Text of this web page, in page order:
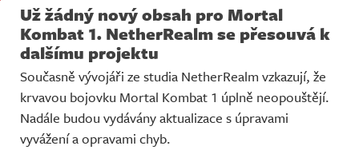
Už žádný nový obsah pro Mortal
Kombat 1. NetherRealm se přesouvá k
dalšímu projektu
Současně vývojáři ze studia NetherRealm vzkazují, že
krvavou bojovku Mortal Kombat 1 úplně neopouštějí.
Nadále budou vydávány aktualizace s úpravami
vyvážení a opravami chyb.